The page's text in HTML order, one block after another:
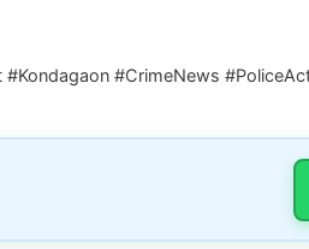
#Kondagaon #CrimeNews